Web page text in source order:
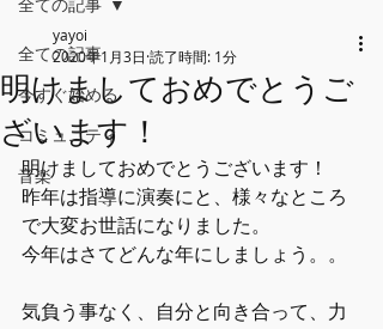
全ての記事
今すぐ始める
コミュニティ
音楽
明けましておめでとうご
ざいます！
yayoi
2020年1月3日 読了時間: 1分
明けましておめでとうございます！
昨年は指導に演奏にと、様々なところ
で大変お世話になりました。
今年はさてどんな年にしましょう。。
気負う事なく、自分と向き合って、力